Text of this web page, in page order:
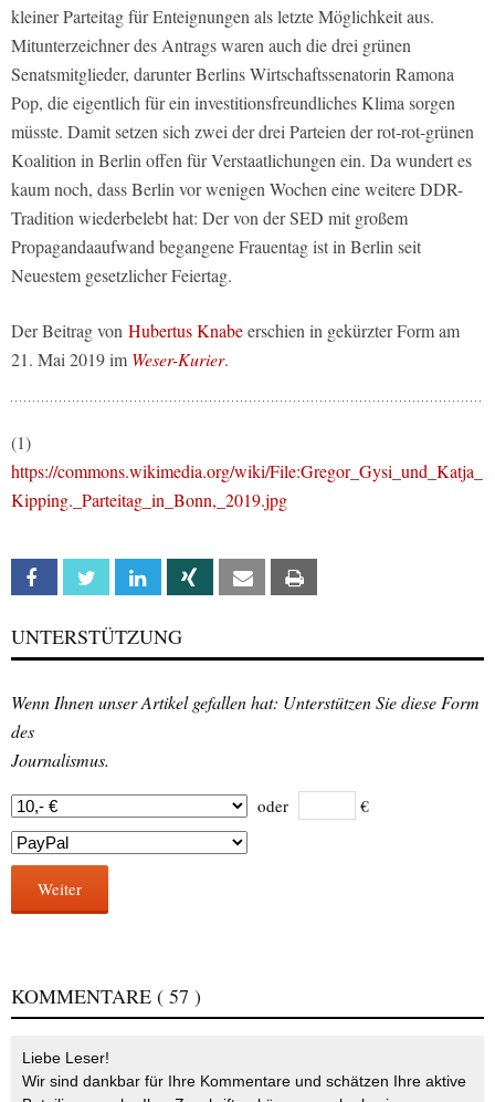
kleiner Parteitag für Enteignungen als letzte Möglichkeit aus.
Mitunterzeichner des Antrags waren auch die drei grünen
Senatsmitglieder, darunter Berlins Wirtschaftssenatorin Ramona
Pop, die eigentlich für ein investitionsfreundliches Klima sorgen
müsste. Damit setzen sich zwei der drei Parteien der rot-rot-grünen
Koalition in Berlin offen für Verstaatlichungen ein. Da wundert es
kaum noch, dass Berlin vor wenigen Wochen eine weitere DDR-
Tradition wiederbelebt hat: Der von der SED mit großem
Propagandaaufwand begangene Frauentag ist in Berlin seit
Neuestem gesetzlicher Feiertag.
Der Beitrag von Hubertus Knabeerschien in gekürzter Form am
21. Mai 2019 im Weser-Kurier.
(1)
https://commons.wikimedia.org/wiki/File:Gregor_Gysi_und_Katja_
Kipping._Parteitag_in_Bonn,_2019.jpg
Facebook Twitter Linkedin Xing Email
UNTERSTÜTZUNG
Wenn Ihnen unser Artikel gefallen hat: Unterstützen Sie diese Form
des
Journalismus.
oder €
Weiter
KOMMENTARE ( 57 )
Liebe Leser!
Wir sind dankbar für Ihre Kommentare und schätzen Ihre aktive